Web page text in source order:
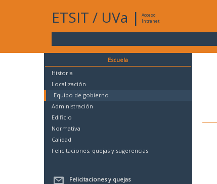
ETSIT / UVa |
Acceso
Intranet
Escuela
Historia
Localización
Equipo de gobierno
Administración
Edificio
Normativa
Calidad
Felicitaciones, quejas y sugerencias
Felicitaciones y quejas